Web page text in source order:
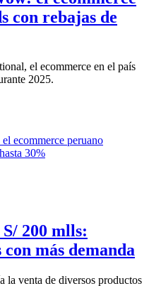
con rebajas de
el ecommerce en el país
2025.
200 mlls:
más demanda
la venta de diversos productos